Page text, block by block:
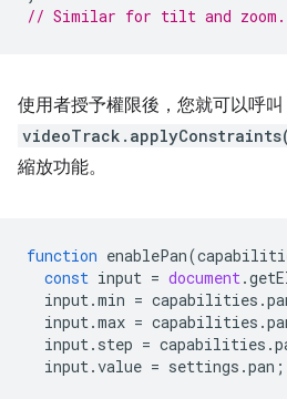
// Similar for tilt and
使用者授予權限後，您就可以呼叫
縮放功能。
function enablePan(
const input = document.
input.min = capabilities .
input.max = capabilities .
input. step = capabilities .
input.value = settings .pan ;